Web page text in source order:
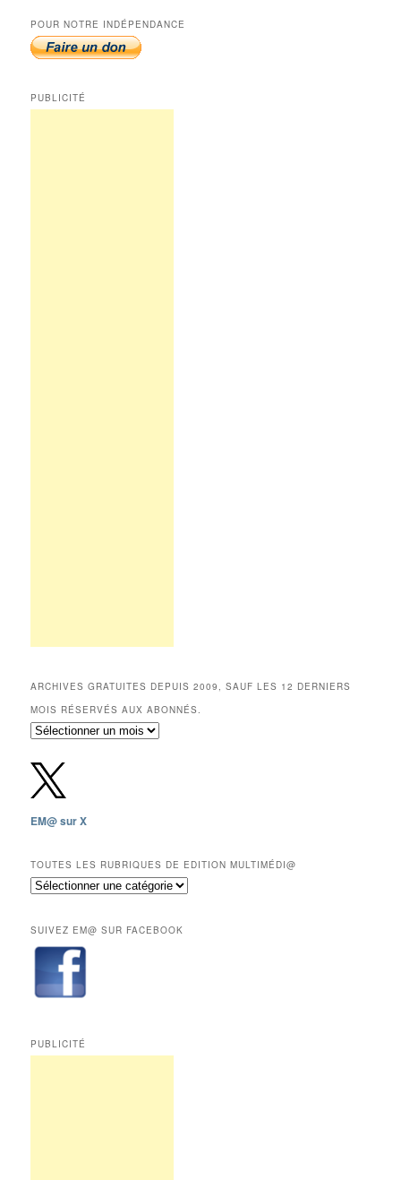
POUR NOTRE INDÉPENDANCE
PUBLICITÉ
ARCHIVES GRATUITES DEPUIS 2009, SAUF LES 12 DERNIERS
MOIS RÉSERVÉS AUX ABONNÉS.
Archives
depuis
2009,
sauf
les
mois
réservés
aux
EM@ sur X
TOUTES LES RUBRIQUES DE EDITION MULTIMÉDI@
Toutes
de
Edition
Multimédi@
SUIVEZ EM@ SUR FACEBOOK
PUBLICITÉ